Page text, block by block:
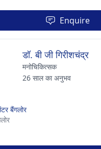
Enquire
डॉ. बी जी गिरीशचंद्र
मनोचिकित्सक
26 साल का अनुभव
बैंगलोर